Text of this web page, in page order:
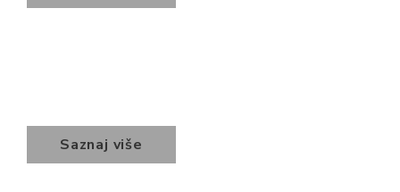
Saznaj više